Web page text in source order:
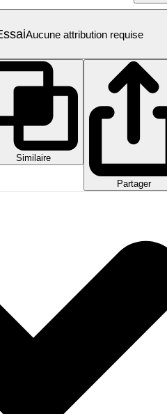
Aucune attribution requise
Similaire
Partager